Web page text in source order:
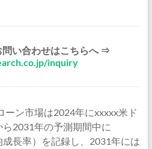
い合わせはこちらへ ⇒
inquiry
ーン市場は2024年にxxxxx米ド
2031年の予測期間中に
長率）を記録し、2031年には